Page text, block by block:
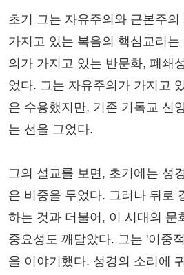
초기 그는 자유주의와 근본주
가지고 있는 복음의 핵심교리
의가 가지고 있는 반문화, 폐쇄
었다. 그는 자유주의가 가지고
은 수용했지만, 기존 기독교 신
는 선을 그었다.
그의 설교를 보면, 초기에는 성
은 비중을 두었다. 그러나 뒤로
하는 것과 더불어, 이 시대의 문
중요성도 깨달았다. 그는 '이중
을 이야기했다. 성경의 소리에